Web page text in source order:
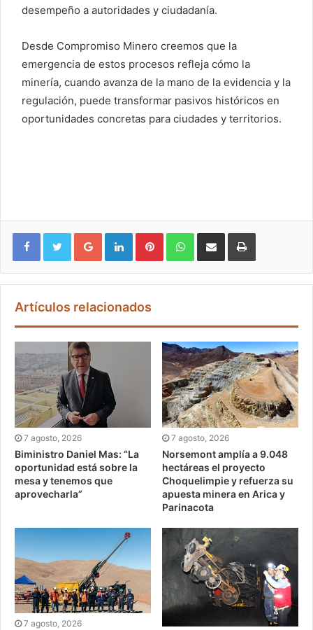
desempeño a autoridades y ciudadanía.
Desde Compromiso Minero creemos que la
emergencia de estos procesos refleja cómo la
minería, cuando avanza de la mano de la evidencia y la
regulación, puede transformar pasivos históricos en
oportunidades concretas para ciudades y territorios.
Google+ LinkedIn Pinterest WhatsApp
Artículos relacionados
7 agosto, 2026
Biministro Daniel Mas: “La
oportunidad está sobre la
mesa y tenemos que
aprovecharla”
7 agosto, 2026
Norsemont amplía a 9.048
hectáreas el proyecto
Choquelimpie y refuerza su
apuesta minera en Arica y
Parinacota
7 agosto, 2026